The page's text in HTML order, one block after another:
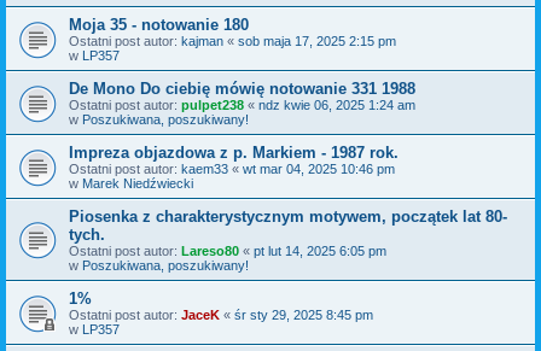
Moja 35 - notowanie 180
Ostatni post autor: kajman « sob maja 17, 2025 2:15 pm
w LP357
De Mono Do ciebię mówię notowanie 331 1988
Ostatni post autor: pulpet238 « ndz kwie 06, 2025 1:24 am
w Poszukiwana, poszukiwany!
Impreza objazdowa z p. Markiem - 1987 rok.
Ostatni post autor: kaem33 « wt mar 04, 2025 10:46 pm
w Marek Niedźwiecki
Piosenka z charakterystycznym motywem, początek lat 80-
tych.
Ostatni post autor: Lareso80 « pt lut 14, 2025 6:05 pm
w Poszukiwana, poszukiwany!
1%
Ostatni post autor: JaceK « śr sty 29, 2025 8:45 pm
w LP357